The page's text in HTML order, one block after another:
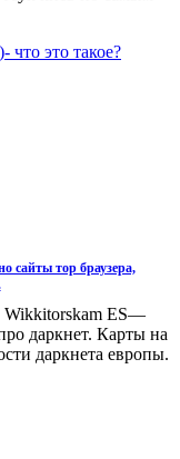
что это такое?
сайты тор браузера,
Wikkitorskam ES—
даркнет. Карты на
даркнета европы.